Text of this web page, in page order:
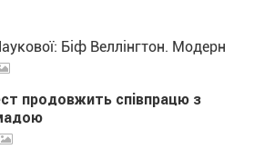
Біф Веллінгтон. Модерн
продовжить співпрацю з